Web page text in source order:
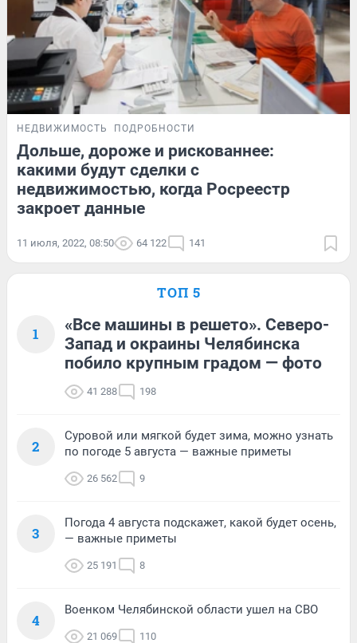
НЕДВИЖИМОСТЬ ПОДРОБНОСТИ
Дольше, дороже и рискованнее:
какими будут сделки с
недвижимостью, когда Росреестр
закроет данные
11 июля, 2022, 08:50 64 122 141
ТОП 5
1
«Все машины в решето». Северо-
Запад и окраины Челябинска
побило крупным градом — фото
41 288 198
2
Суровой или мягкой будет зима, можно узнать
по погоде 5 августа — важные приметы
26 562 9
3
Погода 4 августа подскажет, какой будет осень,
— важные приметы
25 191 8
4
Военком Челябинской области ушел на СВО
21 069 110